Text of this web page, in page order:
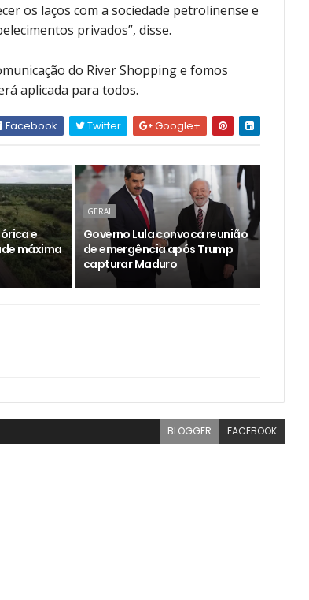
os laços com a sociedade petrolinense e
privados”, disse.
do River Shopping e fomos
aplicada para todos.
Facebook Twitter Google+
e
máxima
GERAL
Governo Lula convoca reunião
de emergência após Trump
capturar Maduro
BLOGGER FACEBOOK